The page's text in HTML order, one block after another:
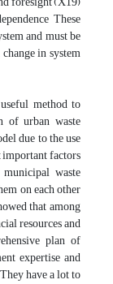
These
and must be
in system
method to
of urban waste
due to the use
factors
waste
on each other
that among
resources and
plan of
expertise and
have a lot to